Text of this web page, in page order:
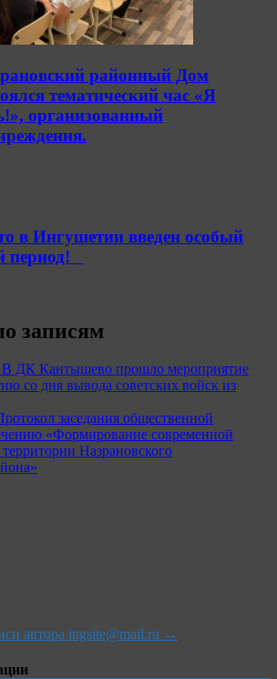
районный Дом
тематический час «Я
организованный
в Ингушетии введен особый
записям
В ДК Кантышево прошло мероприятие
со дня вывода советских войск из
заседания общественной
«Формирование современной
Назрановского
автора ingsite@mail.ru →